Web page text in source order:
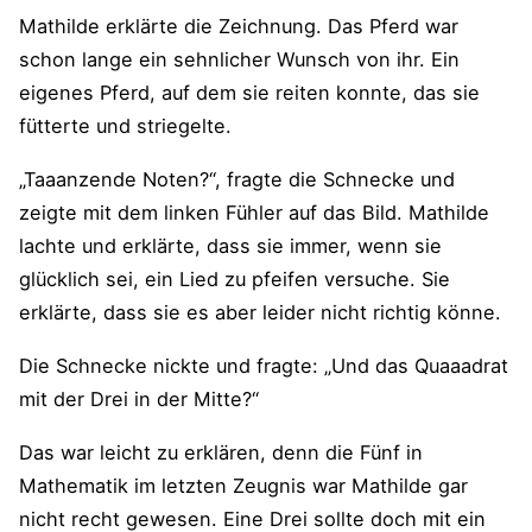
Mathilde erklärte die Zeichnung. Das Pferd war
schon lange ein sehnlicher Wunsch von ihr. Ein
eigenes Pferd, auf dem sie reiten konnte, das sie
fütterte und striegelte.
„Taaanzende Noten?“, fragte die Schnecke und
zeigte mit dem linken Fühler auf das Bild. Mathilde
lachte und erklärte, dass sie immer, wenn sie
glücklich sei, ein Lied zu pfeifen versuche. Sie
erklärte, dass sie es aber leider nicht richtig könne.
Die Schnecke nickte und fragte: „Und das Quaaadrat
mit der Drei in der Mitte?“
Das war leicht zu erklären, denn die Fünf in
Mathematik im letzten Zeugnis war Mathilde gar
nicht recht gewesen. Eine Drei sollte doch mit ein